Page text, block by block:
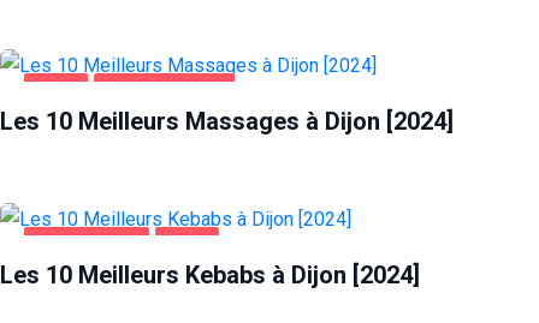
DIJON DIVERTISSEMENT
Les 10 Meilleurs Massages à Dijon [2024]
ALIMENTATION DIJON
Les 10 Meilleurs Kebabs à Dijon [2024]